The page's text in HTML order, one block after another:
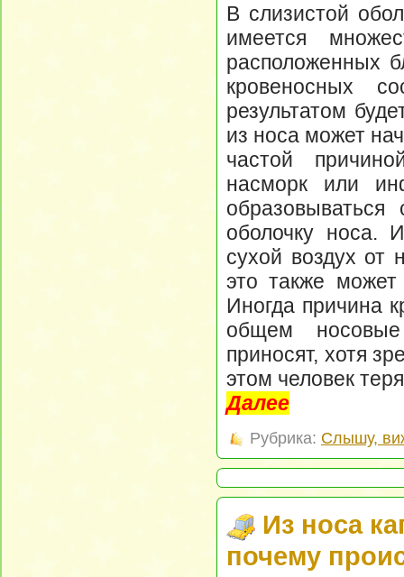
В слизистой
имеется
расположенных
кровеносных
результатом
из носа может
частой
насморк или
оболочку носа.
сухой воздух от
это также может
Иногда причина
общем
приносят, хотя
этом человек
Далее
Рубрика: Слышу,
Из носа
почему